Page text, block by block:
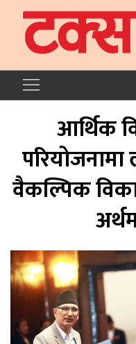
आर्थिक
परियोजनामा
वैकल्पिक